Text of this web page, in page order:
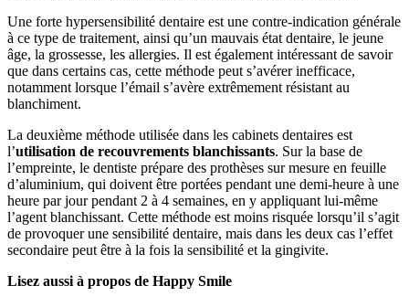
Une forte hypersensibilité dentaire est une contre-indication générale
à ce type de traitement, ainsi qu’un mauvais état dentaire, le jeune
âge, la grossesse, les allergies. Il est également intéressant de savoir
que dans certains cas, cette méthode peut s’avérer inefficace,
notamment lorsque l’émail s’avère extrêmement résistant au
blanchiment.
La deuxième méthode utilisée dans les cabinets dentaires est
l’utilisation de recouvrements blanchissants. Sur la base de
l’empreinte, le dentiste prépare des prothèses sur mesure en feuille
d’aluminium, qui doivent être portées pendant une demi-heure à une
heure par jour pendant 2 à 4 semaines, en y appliquant lui-même
l’agent blanchissant. Cette méthode est moins risquée lorsqu’il s’agit
de provoquer une sensibilité dentaire, mais dans les deux cas l’effet
secondaire peut être à la fois la sensibilité et la gingivite.
Lisez aussi à propos de Happy Smile